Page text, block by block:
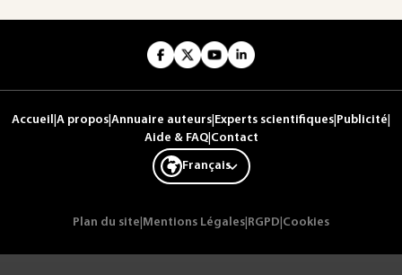
Accueil A propos Annuaire auteurs Experts scientifiques Publicité
Aide & FAQ| Contact
Français
Plan du site Mentions Légales RGPD Cookies